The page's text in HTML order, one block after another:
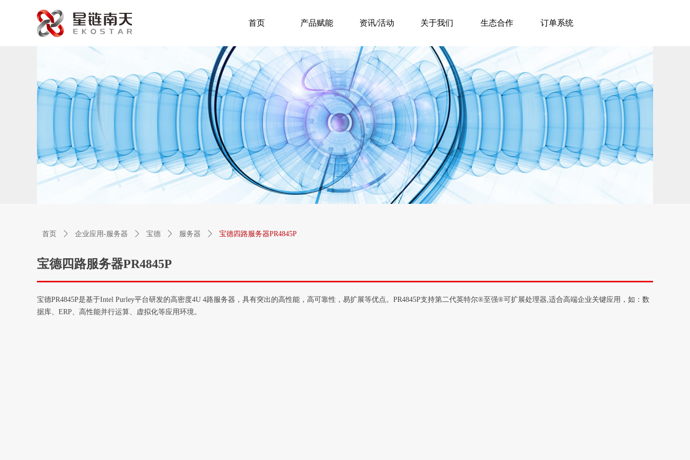
首页 产品赋能 资讯/活动 关于我们 生态合作 订单系统
首页 ꄲ 企业应用-服务器 ꄲ 宝德 ꄲ 服务器 ꄲ 宝德四路服务器PR4845P
宝德四路服务器PR4845P
宝德PR4845P是基于Intel Purley平台研发的高密度4U 4路服务器，具有突出的高性能，高可靠性，易扩展等优点。PR4845P支持第二代英特尔®至强®可扩展处理器,适合高端企业关键应用，如：数
据库、ERP、高性能并行运算、虚拟化等应用环境。